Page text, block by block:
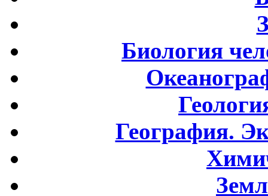
Биология
География.